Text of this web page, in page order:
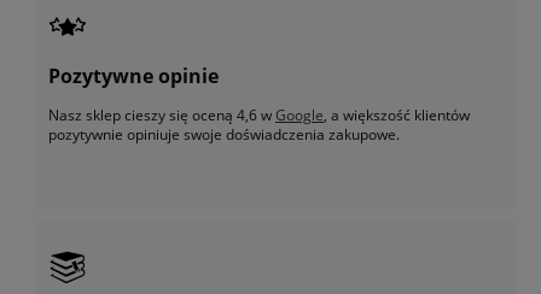
Pozytywne opinie
Nasz sklep cieszy się oceną 4,6 wGoogle, a większość klientów
pozytywnie opiniuje swoje doświadczenia zakupowe.